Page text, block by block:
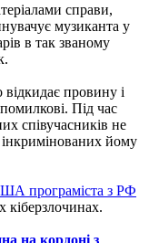
справи,
музиканта у
в так званому
провину і
Під час
співучасників не
інкримінованих йому
програміста з РФ
кіберзлочинах.
на кордоні з